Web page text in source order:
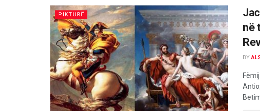
PIKTURË
në
BY